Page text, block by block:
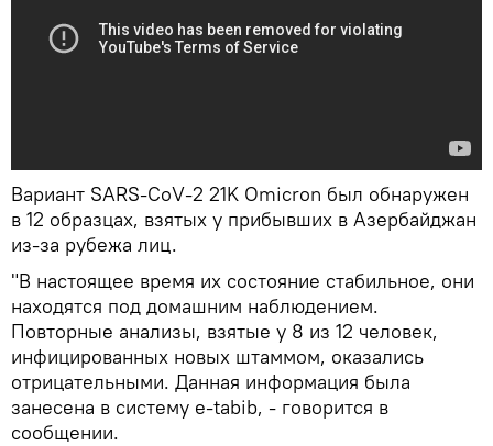
Вариант SARS-CoV-2 21K Omicron был обнаружен
в 12 образцах, взятых у прибывших в Азербайджан
из-за рубежа лиц.
"В настоящее время их состояние стабильное, они
находятся под домашним наблюдением.
Повторные анализы, взятые у 8 из 12 человек,
инфицированных новых штаммом, оказались
отрицательными. Данная информация была
занесена в систему e-tabib, - говорится в
сообщении.